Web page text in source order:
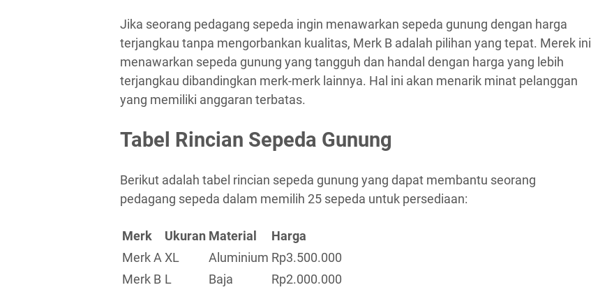
Jika seorang pedagang sepeda ingin menawarkan sepeda gunung dengan harga
terjangkau tanpa mengorbankan kualitas, Merk B adalah pilihan yang tepat. Merek ini
menawarkan sepeda gunung yang tangguh dan handal dengan harga yang lebih
terjangkau dibandingkan merk-merk lainnya. Hal ini akan menarik minat pelanggan
yang memiliki anggaran terbatas.
Tabel Rincian Sepeda Gunung
Berikut adalah tabel rincian sepeda gunung yang dapat membantu seorang
pedagang sepeda dalam memilih 25 sepeda untuk persediaan:
Merk Ukuran Material
Harga
Merk A XL Aluminium Rp3.500.000
Merk B L Baja
Rp2.000.000